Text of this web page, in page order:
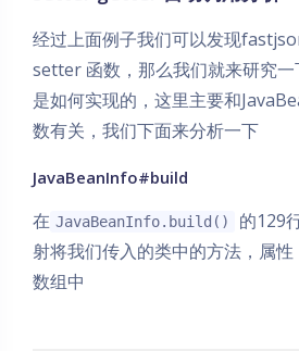
经过上面例子我们可以发现
setter 函数，那么我们就来研究
是如何实现的，这里主要和
数有关，我们下面来分析一下
JavaBeanInfo#build
在 JavaBeanInfo.build()
的129
射将我们传入的类中的方法，属
数组中